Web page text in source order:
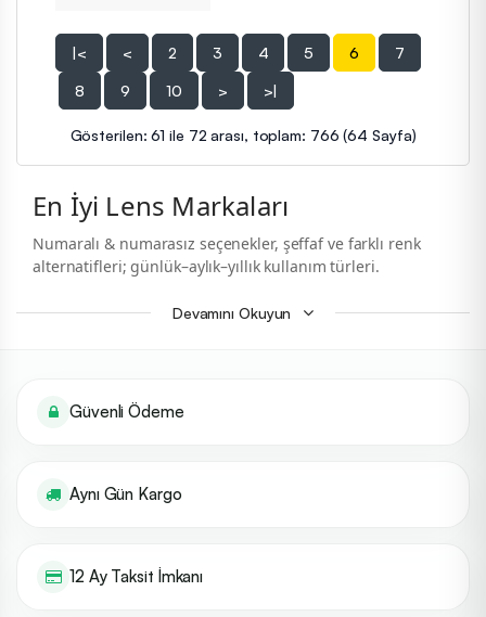
|< < 2 3 4 5 6 7
8 9 10 > >|
Gösterilen: 61 ile 72 arası, toplam: 766 (64 Sayfa)
En İyi Lens Markaları
Numaralı & numarasız seçenekler, şeffaf ve farklı renk
alternatifleri; günlük–aylık–yıllık kullanım türleri.
Genel Bilgi
uyumu) ve yaşam tarzına göre belirlenir. Aşağıdaki
markalar; oksijen geçirgenliği, konfor, malzeme kalitesi
popüler üreticilerdir.
Uygun Tip:Günlük kullan-at, aylık/yıllık;
Devamını Okuyun
Güvenli Ödeme
Aynı Gün Kargo
12 Ay Taksit İmkanı